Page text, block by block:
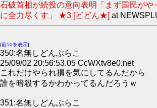
石破首相が続投の意向表明「まず国民がや
に全力尽くす」 ★3 [どどん★] at
[前50を表示]
350:名無しどんぶらこ
25/09/02 20:56:53.05 CcWXtv8e0.net
これだけやられ損を気にしてるんだから
誰を暗殺するかわかってるんだろうｗ
351:名無しどんぶらこ